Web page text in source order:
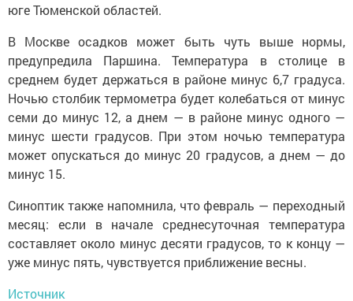
юге Тюменской областей.
В Москве осадков может быть чуть выше нормы,
предупредила Паршина. Температура в столице в
среднем будет держаться в районе минус 6,7 градуса.
Ночью столбик термометра будет колебаться от минус
семи до минус 12, а днем — в районе минус одного —
минус шести градусов. При этом ночью температура
может опускаться до минус 20 градусов, а днем — до
минус 15.
Синоптик также напомнила, что февраль — переходный
месяц: если в начале среднесуточная температура
составляет около минус десяти градусов, то к концу —
уже минус пять, чувствуется приближение весны.
Источник